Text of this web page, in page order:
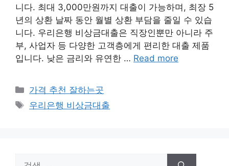
니다. 최대 3,000만원까지 대출이 가능하며, 최장 5
년의 상환 날짜 동안 월별 상환 부담을 줄일 수 있습
니다. 우리은행 비상금대출은 직장인뿐만 아니라 주
부, 사업자 등 다양한 고객층에게 편리한 대출 제품
입니다. 낮은 금리와 유연한 … Read more
카
테
고
가격 추천 잘하는곳
태
우리은행 비상금대출